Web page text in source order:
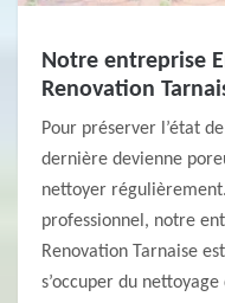
Notre entreprise
Renovation
Pour préserver l’état
dernière devienne
nettoyer
professionnel, notre
Renovation Tarnaise
s’occuper du